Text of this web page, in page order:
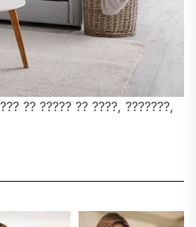
?? ????? ?? ????, ???????,